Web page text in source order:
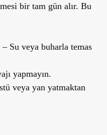
bir tam gün alır. Bu
– Su veya buharla temas
yapmayın.
veya yan yatmaktan